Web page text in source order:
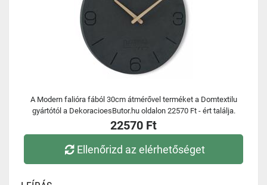
A Modern falióra fából 30cm átmérővel terméket a Domtextilu
gyártótól a DekoracioesButor.hu oldalon 22570 Ft - ért találja.
22570 Ft
Ellenőrizd az elérhetőséget